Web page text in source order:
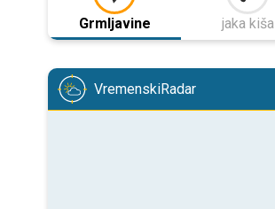
Grmljavine jaka kiša
VremenskiRadar